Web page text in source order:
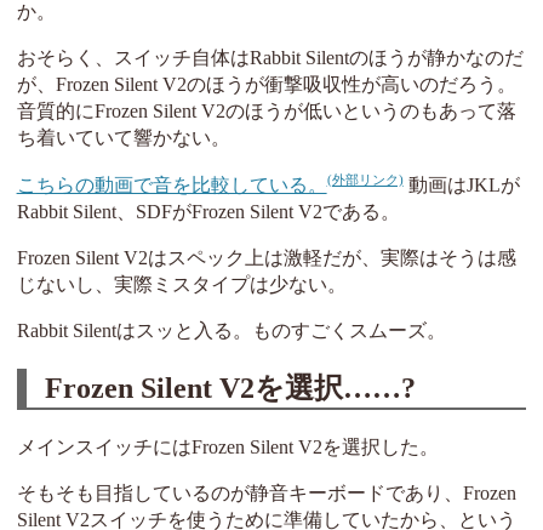
か。
おそらく、スイッチ自体はRabbit Silentのほうが静かなのだ
が、Frozen Silent V2のほうが衝撃吸収性が高いのだろう。
音質的にFrozen Silent V2のほうが低いというのもあって落
ち着いていて響かない。
こちらの動画で音を比較している。
動画はJKLが
Rabbit Silent、SDFがFrozen Silent V2である。
Frozen Silent V2はスペック上は激軽だが、実際はそうは感
じないし、実際ミスタイプは少ない。
Rabbit Silentはスッと入る。ものすごくスムーズ。
Frozen Silent V2を選択……?
メインスイッチにはFrozen Silent V2を選択した。
そもそも目指しているのが静音キーボードであり、Frozen
Silent V2スイッチを使うために準備していたから、という